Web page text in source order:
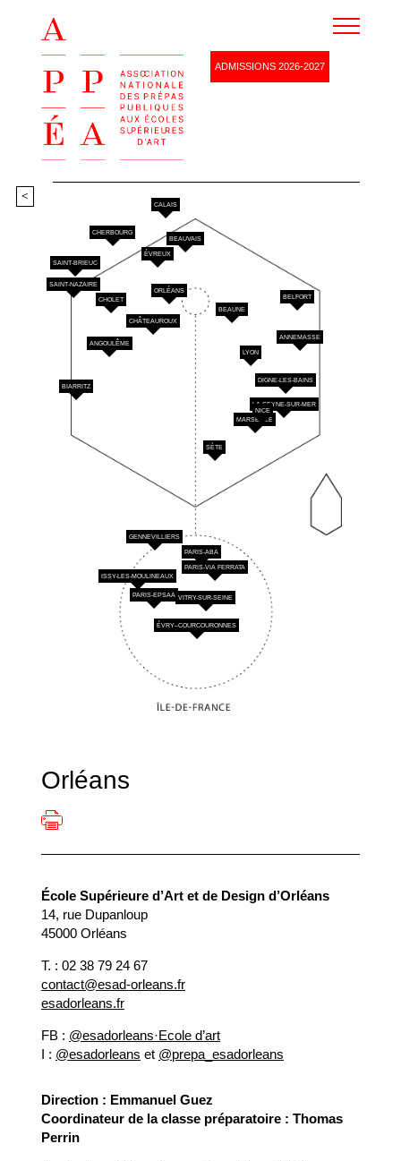
ADMISSIONS 2026-2027
Agenda
Ressources
<
ANGOULÊME
ANNEMASSE
BEAUNE
BEAUVAIS
BELFORT
BIARRITZ
CALAIS
CHÂTEAUROUX
CHERBOURG
CHOLET
DIGNE-LES-BAINS
ÉVREUX
ÉVRY–COURCOURONNES
GENNEVILLIERS
ISSY-LES-MOULINEAUX
LA SEYNE-SUR-MER
LYON
MARSEILLE
NICE
ORLÉANS
PARIS-ABA
PARIS-EPSAA
PARIS-VIA FERRATA
SAINT-BRIEUC
SAINT-NAZAIRE
SÈTE
VITRY-SUR-SEINE
Orléans
École Supérieure d’Art et de Design d’Orléans
14, rue Dupanloup
45000 Orléans
T. : 02 38 79 24 67
contact@esad-orleans.fr
esadorleans.fr
FB : @esadorleans·Ecole d’art
I : @esadorleans et @prepa_esadorleans
Direction : Emmanuel Guez
Coordinateur de la classe préparatoire : Thomas
Perrin